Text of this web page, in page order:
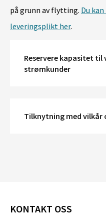
på grunn av flytting. Du
leveringsplikt her.
Reservere kapasitet til
strømkunder
Tilknytning med vilkår
KONTAKT OSS